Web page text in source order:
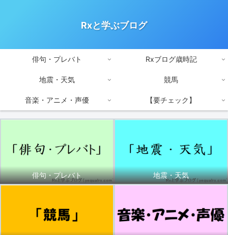
Rxと学ぶブログ
俳句・プレバト Rxブログ歳時記
地震・天気 競馬
音楽・アニメ・声優 【要チェック】
俳句・プレバト 地震・天気